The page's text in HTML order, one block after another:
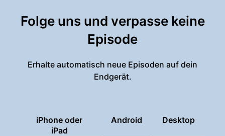
als allein, habe ich mir einen Gast eingeladen,
der uns den Fall bzw.
00:00:41: Eckehard Froese, Leiter des Ressorts
00:00:49: Herzlich willkommen bei WORKlich?!,
Folge uns und verpasse keine
Episode
Erhalte automatisch neue Episoden auf dein
Endgerät.
iPhone oder
iPad
Android Desktop